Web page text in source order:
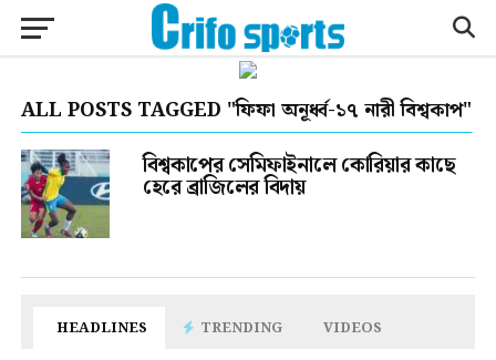
ALL POSTS TAGGED "ফিফা অনূর্ধ্ব-১৭ নারী বিশ্বকাপ"
বিশ্বকাপের সেমিফাইনালে কোরিয়ার কাছে
হেরে ব্রাজিলের বিদায়
HEADLINES TRENDING VIDEOS